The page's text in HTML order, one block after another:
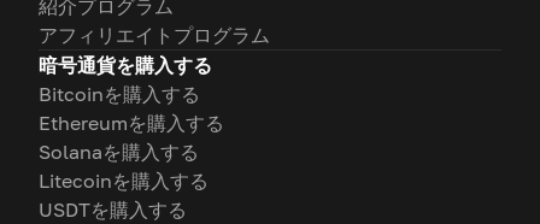
紹介プログラム
アフィリエイトプログラム
暗号通貨を購入する
Bitcoinを購入する
Ethereumを購入する
Solanaを購入する
Litecoinを購入する
USDTを購入する